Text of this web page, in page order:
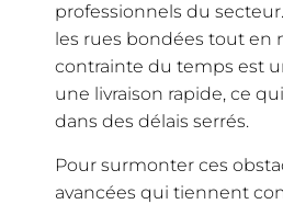
professionnels du
les rues bondées tout en
contrainte du temps est
une livraison rapide, ce
dans des délais serrés.
Pour surmonter ces
avancées qui tiennent